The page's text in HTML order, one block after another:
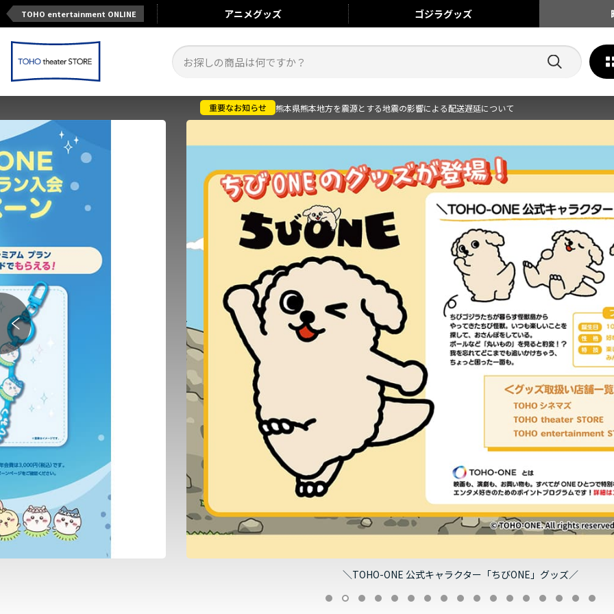
TOHO entertainment ONLINE アニメグッズ ゴジラグッズ
熊本県熊本地方を震源とする地震の影響による配送遅延について
＼TOHO-ONE 公式キャラクター「ちびONE」グッズ／